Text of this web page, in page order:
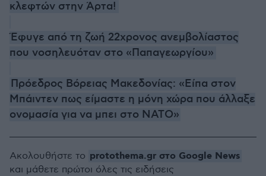
κλεφτών στην Άρτα!
Έφυγε από τη ζωή 22χρονος ανεμβολίαστος
που νοσηλευόταν στο «Παπαγεωργίου»
Πρόεδρος Βόρειας Μακεδονίας: «Είπα στον
Μπάιντεν πως είμαστε η μόνη χώρα που άλλαξε
ονομασία για να μπει στο ΝΑΤΟ»
Ακολουθήστε το protothema.gr στο Google News
και μάθετε πρώτοι όλες τις ειδήσεις